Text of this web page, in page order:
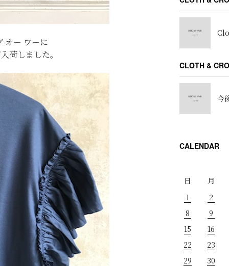
オー ワーに
荷しました。
CLOTH &
今
CALENDAR
日
月
1
2
8
9
15
16
22
23
29
30